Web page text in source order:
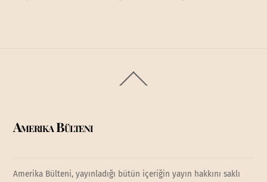
To
Amerika Bülteni
Amerika Bülteni, yayınladığı bütün içeriğin yayın hakkını saklı